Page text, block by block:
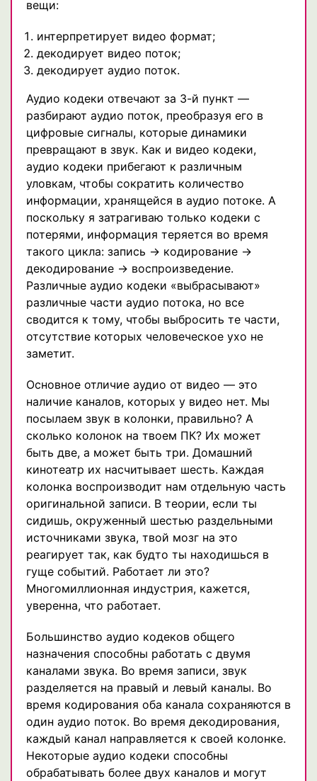
вещи:
интерпретирует видео формат;
декодирует видео поток;
декодирует аудио поток.
Аудио кодеки отвечают за 3-й пункт —
разбирают аудио поток, преобразуя его в
цифровые сигналы, которые динамики
превращают в звук. Как и видео кодеки,
аудио кодеки прибегают к различным
уловкам, чтобы сократить количество
информации, хранящейся в аудио потоке. А
поскольку я затрагиваю только кодеки с
потерями, информация теряется во время
такого цикла: запись → кодирование →
декодирование → воспроизведение.
Различные аудио кодеки «выбрасывают»
различные части аудио потока, но все
сводится к тому, чтобы выбросить те части,
отсутствие которых человеческое ухо не
заметит.
Основное отличие аудио от видео — это
наличие каналов, которых у видео нет. Мы
посылаем звук в колонки, правильно? А
сколько колонок на твоем ПК? Их может
быть две, а может быть три. Домашний
кинотеатр их насчитывает шесть. Каждая
колонка воспроизводит нам отдельную часть
оригинальной записи. В теории, если ты
сидишь, окруженный шестью раздельными
источниками звука, твой мозг на это
реагирует так, как будто ты находишься в
гуще событий. Работает ли это?
Многомиллионная индустрия, кажется,
уверенна, что работает.
Большинство аудио кодеков общего
назначения способны работать с двумя
каналами звука. Во время записи, звук
разделяется на правый и левый каналы. Во
время кодирования оба канала сохраняются в
один аудио поток. Во время декодирования,
каждый канал направляется к своей колонке.
Некоторые аудио кодеки способны
обрабатывать более двух каналов и могут